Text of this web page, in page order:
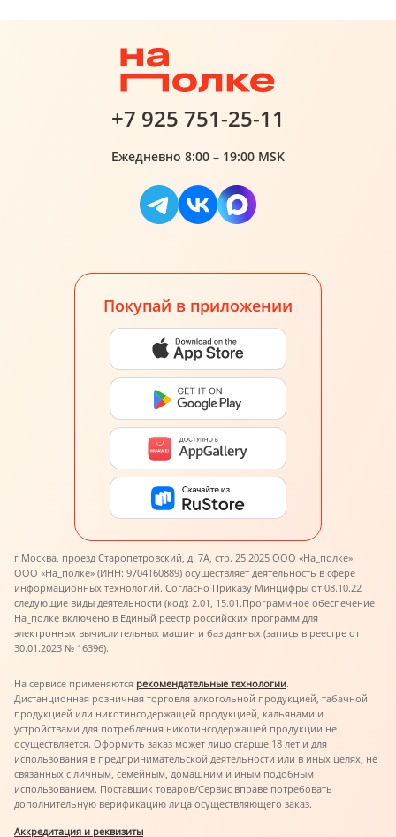
+7 925 751-25-11
Ежедневно 8:00 – 19:00 MSK
Покупай в приложении
г Москва, проезд Старопетровский, д. 7А, стр. 25 2025 ООО «На_полке».
ООО «На_полке» (ИНН: 9704160889) осуществляет деятельность в сфере
информационных технологий. Согласно Приказу Минцифры от 08.10.22
следующие виды деятельности (код): 2.01, 15.01.Программное обеспечение
На_полке включено в Единый реестр российских программ для
электронных вычислительных машин и баз данных (запись в реестре от
30.01.2023 № 16396).
На сервисе применяются рекомендательные технологии.
Дистанционная розничная торговля алкогольной продукцией, табачной
продукцией или никотинсодержащей продукцией, кальянами и
устройствами для потребления никотинсодержащей продукции не
осуществляется. Оформить заказ может лицо старше 18 лет и для
использования в предпринимательской деятельности или в иных целях, не
связанных с личным, семейным, домашним и иным подобным
использованием. Поставщик товаров/Сервис вправе потребовать
дополнительную верификацию лица осуществляющего заказ.
Аккредитация и реквизиты